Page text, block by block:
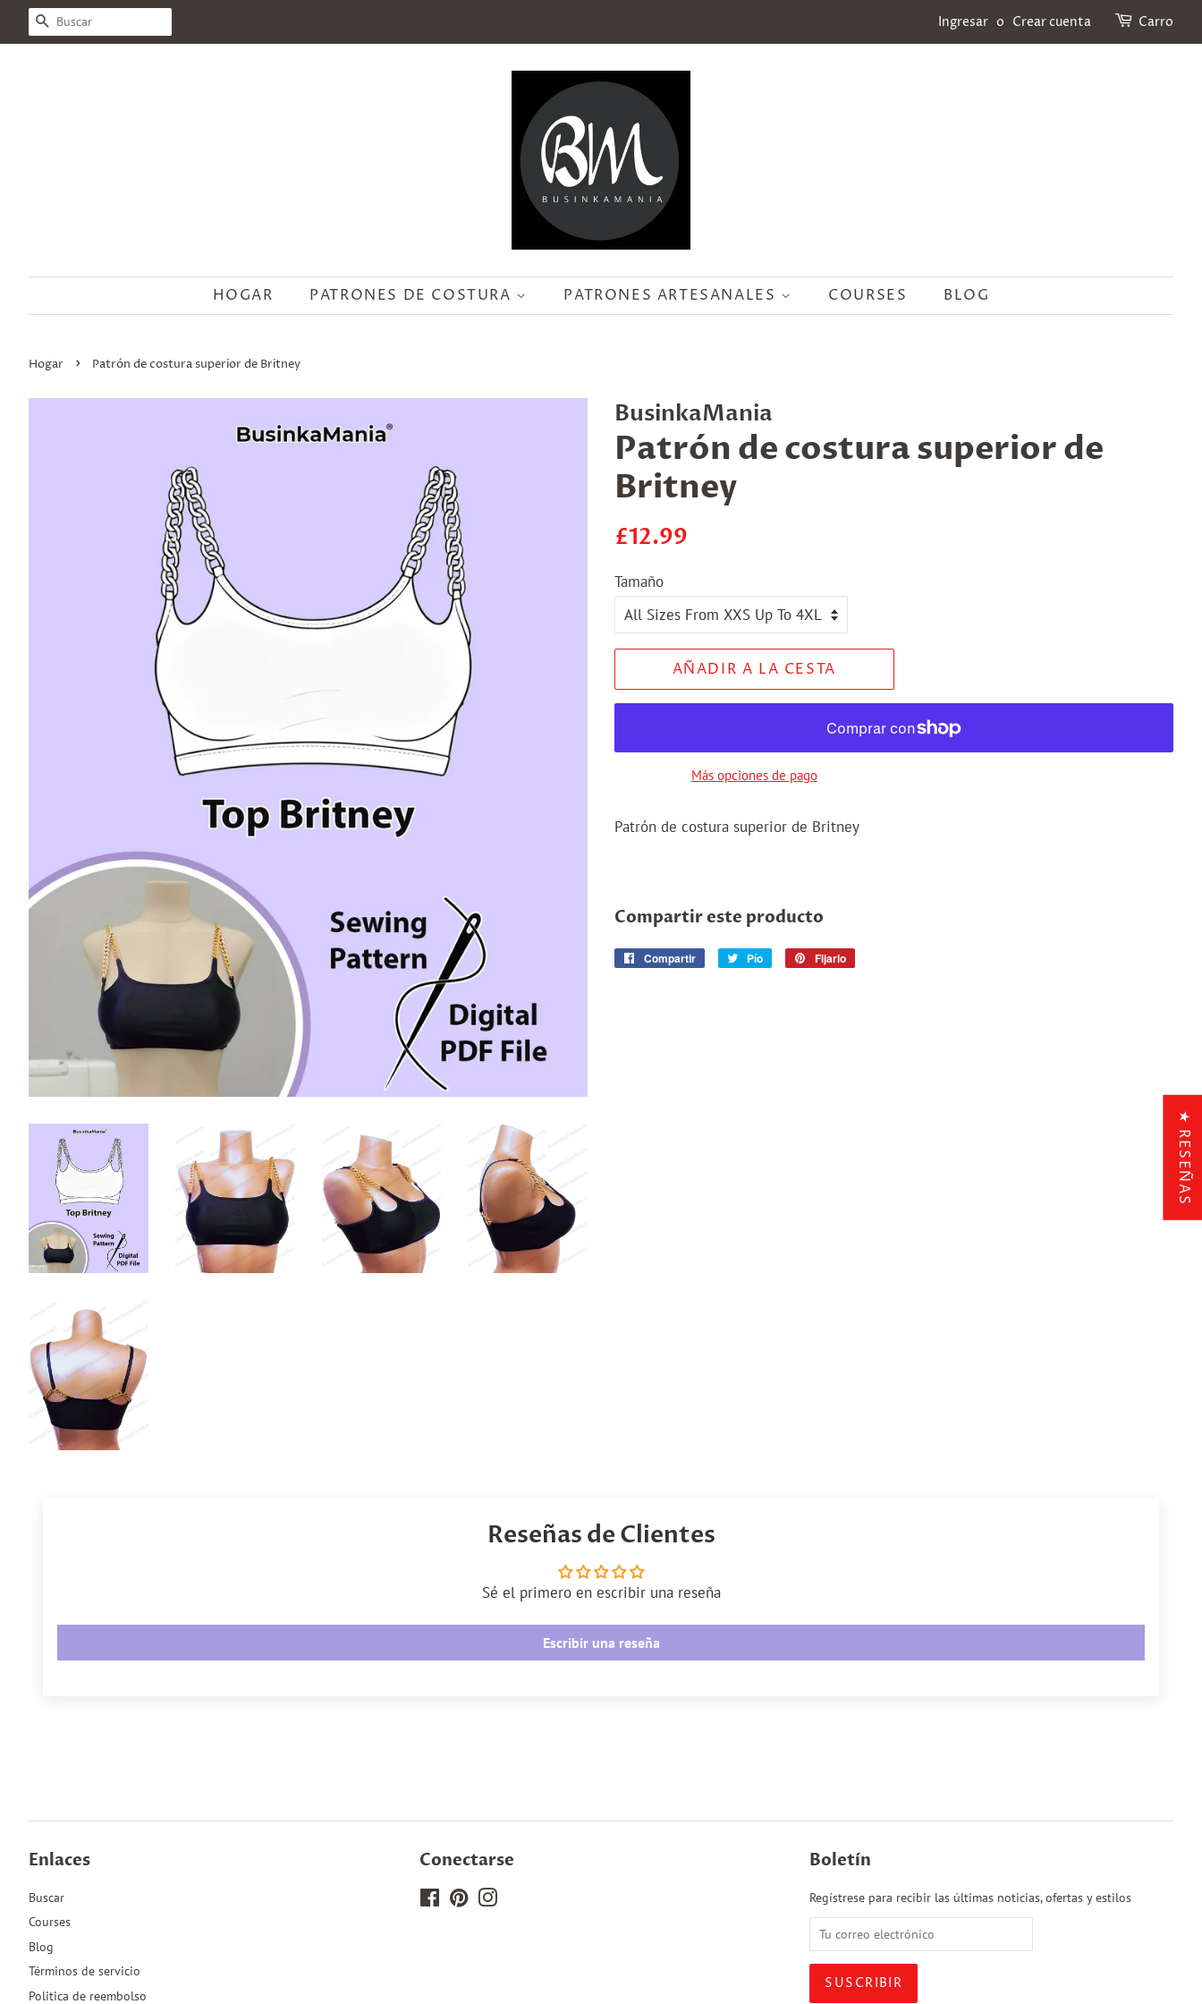
BUSCAR Ingresar o Crear cuenta Carro
HOGAR PATRONES DE COSTURA PATRONES ARTESANALES COURSES BLOG
Hogar › Patrón de costura superior de Britney
BusinkaMania
Patrón de costura superior de
Britney
Precio
£12.99
Tamaño
AÑADIR A LA CESTA
Más opciones de pago
Patrón de costura superior de Britney
Compartir este producto
Compartir
CompartirPío
Tuitear
Fijarlo
Reseñas de Clientes
Sé el primero en escribir una reseña
Escribir una reseña
Enlaces
Buscar
Courses
Blog
Términos de servicio
Politica de reembolso
Conectarse
Facebook
PinterestInstagram
Boletín
Regístrese para recibir las últimas noticias, ofertas y estilos
★ RESEÑAS